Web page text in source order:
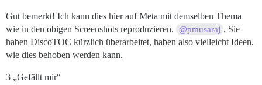
Gut bemerkt! Ich kann dies hier auf Meta mit demselben Thema
wie in den obigen Screenshots reproduzieren.
@pmusaraj , Sie
haben DiscoTOC kürzlich überarbeitet, haben also vielleicht Ideen,
wie dies behoben werden kann.
3 „Gefällt mir“